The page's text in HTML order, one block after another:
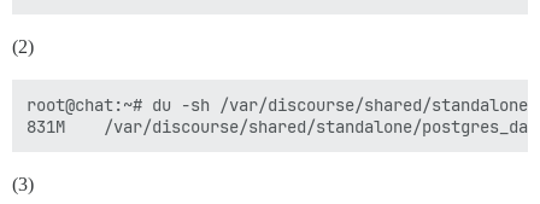
## http://chat.canstream.co.uk/admin/docker
hooks:
  after_code:
        cd: $home/plugins
(2)
root@chat:~# du -sh /var/discourse/shared/standalone/
(3)